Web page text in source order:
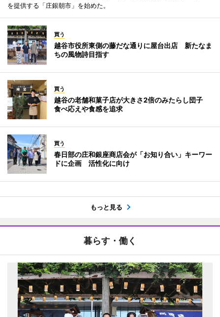
を提供する「庄銀朝市」を始めた。
買う
越谷市役所東側の藤だな通りに屋台出店 新たなま
ちの風物詩目指す
買う
越谷の老舗和菓子店が大きさ2倍のみたらし団子
食べ応えや食感を追求
買う
春日部の庄和銀座商店会が「お知り合い」キーワー
ドに企画 活性化に向け
もっと見る
暮らす・働く